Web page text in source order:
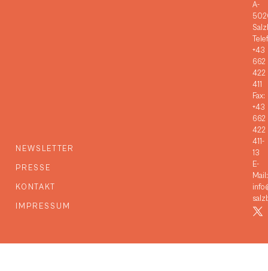
NEWSLETTER
PRESSE
KONTAKT
IMPRESSUM
A-
+43
662
422
411
Fax:
+43
662
422
411-
13
E-
Mail: